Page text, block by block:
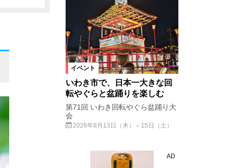
イベント
いわき市で、日本一大きな回
転やぐらと盆踊りを楽しむ
第71回 いわき回転やぐら盆踊り大
会
2026年8月13日（木）～15日（土）
AD